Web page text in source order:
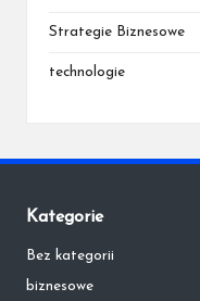
Strategie Biznesowe
technologie
Kategorie
Bez kategorii
biznesowe